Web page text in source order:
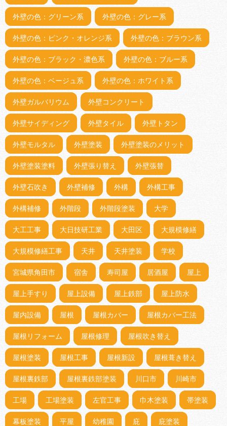
外壁の色：グリーン系 外壁の色：グレー系
外壁の色：ピンク・オレンジ系 外壁の色：ブラウン系
外壁の色：ブラック・濃色系 外壁の色：ブルー系
外壁の色：ベージュ系 外壁の色：ホワイト系
外壁ガルバリウム 外壁コンクリート
外壁サイディング 外壁タイル 外壁トタン
外壁モルタル 外壁塗装 外壁塗装のメリット
外壁塗装塗料 外壁張り替え 外壁張替
外壁石吹き 外壁補修 外構 外構工事
外構補修 外階段 外階段塗装 大学
大工工事 大日技研工業 大田区 大規模修繕
大規模修繕工事 天井 天井塗装 学校
宮城県角田市 宿舎 寿司屋 居酒屋 屋上
屋上手すり 屋上設備 屋上鉄部 屋上防水
屋内設備 屋根 屋根カバー 屋根カバー工法
屋根リフォーム 屋根修理 屋根吹き替え
屋根塗装 屋根工事 屋根新設 屋根葺き替え
屋根裏鉄部 屋根裏鉄部塗装 川口市 川崎市
工場 工場塗装 左官工事 巾木塗装 帯塗装
幕板塗装 平屋 幼稚園 庇 庇塗装